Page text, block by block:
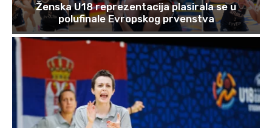
Ženska U18 reprezentacija plasirala se u
polufinale Evropskog prvenstva